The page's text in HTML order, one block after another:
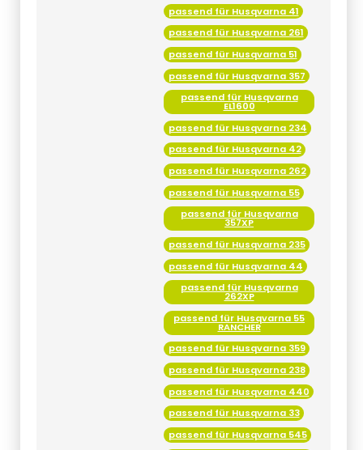
passend für Husqvarna 41
passend für Husqvarna 261
passend für Husqvarna 51
passend für Husqvarna 357
passend für Husqvarna
EL1600
passend für Husqvarna 234
passend für Husqvarna 42
passend für Husqvarna 262
passend für Husqvarna 55
passend für Husqvarna
357XP
passend für Husqvarna 235
passend für Husqvarna 44
passend für Husqvarna
262XP
passend für Husqvarna 55
RANCHER
passend für Husqvarna 359
passend für Husqvarna 238
passend für Husqvarna 440
passend für Husqvarna 33
passend für Husqvarna 545